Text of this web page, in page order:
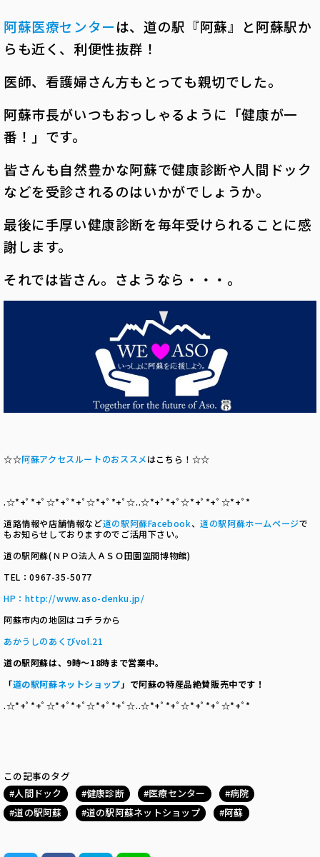
阿蘇医療センターは、道の駅『阿蘇』と阿蘇駅か
らも近く、利便性抜群！
医師、看護婦さん方もとっても親切でした。
阿蘇市長がいつもおっしゃるように「健康が一
番！」です。
皆さんも自然豊かな阿蘇で健康診断や人間ドック
などを受診されるのはいかがでしょうか。
最後に手厚い健康診断を毎年受けられることに感
謝します。
それでは皆さん。さようなら・・・。
☆☆阿蘇アクセスルートのおススメはこちら！☆☆
.☆*+ﾟ*+ﾟ☆*+ﾟ*+ﾟ☆*+ﾟ*+ﾟ☆..☆*+ﾟ*+ﾟ☆*+ﾟ*+ﾟ☆*+ﾟ*
道路情報や店舗情報など道の駅阿蘇Facebook、道の駅阿蘇ホームページで
もお知らせしておりますのでご活用下さい。
道の駅阿蘇(ＮＰＯ法人ＡＳＯ田園空間博物館)
TEL：0967-35-5077
HP ： http://www.aso-denku.jp/
阿蘇市内の地図はコチラから
あかうしのあくびvol.21
道の駅阿蘇は、 9時～18時まで営業中。
「道の駅阿蘇ネットショップ」で阿蘇の特産品絶賛販売中です！
.☆*+ﾟ*+ﾟ☆*+ﾟ*+ﾟ☆*+ﾟ*+ﾟ☆..☆*+ﾟ*+ﾟ☆*+ﾟ*+ﾟ☆*+ﾟ*
この記事のタグ
人間ドック
健康診断 医療センター
病院
道の駅阿蘇
道の駅阿蘇ネットショップ 阿蘇